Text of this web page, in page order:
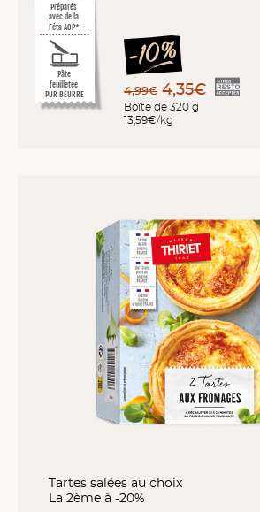
Pâte
feuilletée
PUR BEURRE
Préparés
avec de la
Féta AOP*
4,99€ 4,35€
Boîte de 320 g
13,59€/kg
Tartes salées au choix
La 2ème à -20%